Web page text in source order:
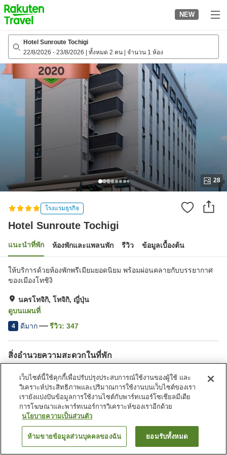
to
top
page
NEW
Hotel Sunroute Tochigi
22/8/2026 - 23/8/2026 ทั้งหมด 2 คน จำนวน 1 ห้อง
28
โรงแรมธุรกิจ
Hotel Sunroute Tochigi
แนะนำที่พัก ห้องพักและแพลนพัก รีวิว ข้อมูลเบื้องต้น
ให้บริการด้วยห้องพักพรีเมียมยอดนิยม พร้อมผ่อนคลายกับบรรยากาศ
ของเมืองโทชิงิ
นครโทจิกิ, โทจิกิ, ญี่ปุ่น
ดูบนแผนที่
4 ดีมาก รีวิว: 347
สิ่งอำนวยความสะดวกในที่พัก
สปา/บิวตี้ซาลอน
ร้านอาหาร
หน้าแรก ญี่ปุ่น โทจิกิ นครโทจิกิ Hotel Sunroute Tochigi
ค้นหาห้องพัก
เว็บไซต์นี้ใช้คุกกี้เพื่อปรับปรุงประสบการณ์ใช้งานของผู้ใช้ และ
วิเคราะห์ประสิทธิภาพและปริมาณการใช้งานบนเว็บไซต์ของเรา
เรายังแบ่งปันข้อมูลการใช้งานไซต์กับพาร์ทเนอร์โซเชียลมีเดีย
การโฆษณาและพาร์ทเนอร์การวิเคราะห์ของเราอีกด้วย
นโยบายความเป็นส่วนตัว
ห้ามขายข้อมูลส่วนบุคคลของฉัน ยอมรับทั้งหมด